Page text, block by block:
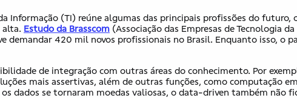
Informação (TI) reúne algumas das principais profissões do futuro,
alta. Estudo da Brasscom (Associação das Empresas de Tecnologia
demandar 420 mil novos profissionais no Brasil. Enquanto isso, o
de integração com outras áreas do conhecimento. Por
mais assertivas, além de outras funções, como computação
dados se tornaram moedas valiosas, o data-driven também não